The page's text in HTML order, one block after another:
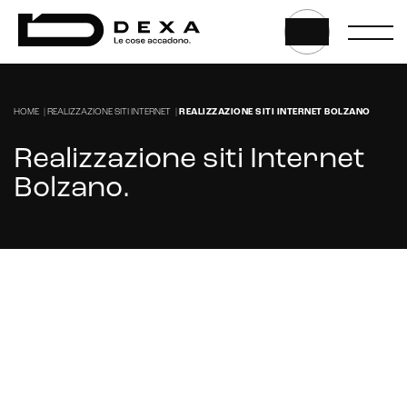
HOME REALIZZAZIONE SITI INTERNET REALIZZAZIONE SITI INTERNET BOLZANO
Realizzazione siti Internet
Bolzano.